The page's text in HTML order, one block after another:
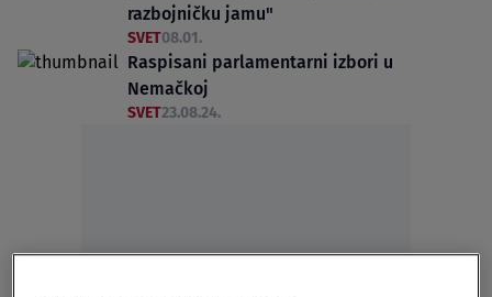
razbojničku jamu"
SVET08.01.
Raspisani parlamentarni izbori u
Nemačkoj
SVET23.08.24.
Oglas